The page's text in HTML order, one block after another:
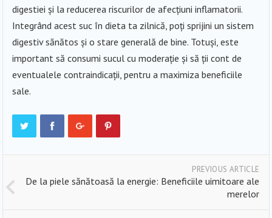
digestiei și la reducerea riscurilor de afecțiuni inflamatorii.
Integrând acest suc în dieta ta zilnică, poți sprijini un sistem
digestiv sănătos și o stare generală de bine. Totuși, este
important să consumi sucul cu moderație și să ții cont de
eventualele contraindicații, pentru a maximiza beneficiile
sale.
PREVIOUS ARTICLE
De la piele sănătoasă la energie: Beneficiile uimitoare ale
merelor